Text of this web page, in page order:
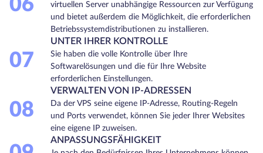
06
virtuellen Server unabhängige Ressourcen zur Verfügung
und bietet außerdem die Möglichkeit, die erforderlichen
Betriebssystemdistributionen zu installieren.
07
UNTER IHRER KONTROLLE
Sie haben die volle Kontrolle über Ihre
Softwarelösungen und die für Ihre Website
erforderlichen Einstellungen.
08
VERWALTEN VON IP-ADRESSEN
Da der VPS seine eigene IP-Adresse, Routing-Regeln
und Ports verwendet, können Sie jeder Ihrer Websites
eine eigene IP zuweisen.
ANPASSUNGSFÄHIGKEIT